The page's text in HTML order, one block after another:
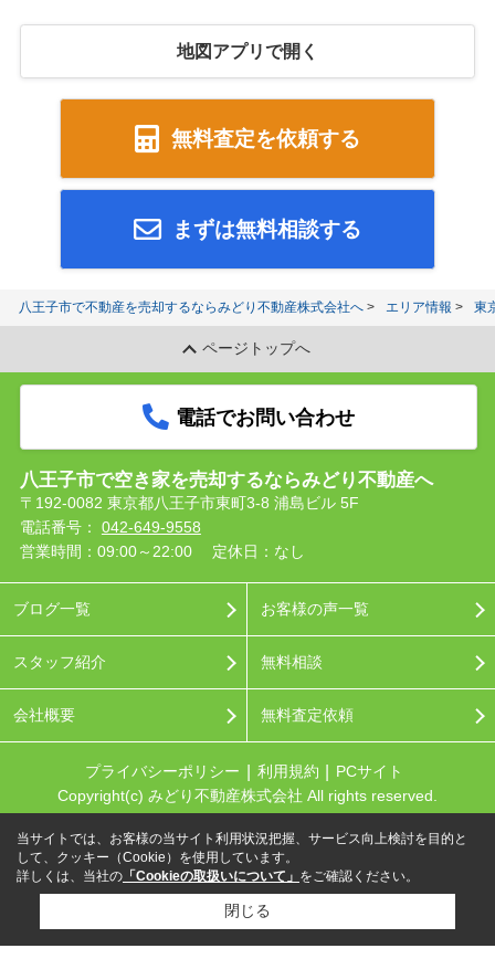
地図アプリで開く
無料査定を依頼する
まずは無料相談する
八王子市で不動産を売却するならみどり不動産株式会社へ エリア情報 東
ページトップへ
電話でお問い合わせ
八王子市で空き家を売却するならみどり不動産へ
〒192-0082 東京都八王子市東町3-8 浦島ビル 5F
電話番号： 042-649-9558
営業時間：09:00～22:00
定休日：なし
ブログ一覧
スタッフ紹介
会社概要
お客様の声一覧
無料相談
無料査定依頼
プライバシーポリシー 利用規約
PCサイト
Copyright(c) みどり不動産株式会社 All rights reserved.
当サイトでは、お客様の当サイト利用状況把握、サービス向上検討を目的と
して、クッキー（Cookie）を使用しています。
詳しくは、当社の 「Cookieの取扱いについて」 をご確認ください。
閉じる